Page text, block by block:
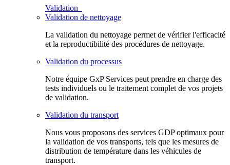
Validation
Validation de nettoyage
La validation du nettoyage permet de vérifier l'efficacité
et la reproductibilité des procédures de nettoyage.
Validation du processus
Notre équipe GxP Services peut prendre en charge des
tests individuels ou le traitement complet de vos projets
de validation.
Validation du transport
Nous vous proposons des services GDP optimaux pour
la validation de vos transports, tels que les mesures de
distribution de température dans les véhicules de
transport.